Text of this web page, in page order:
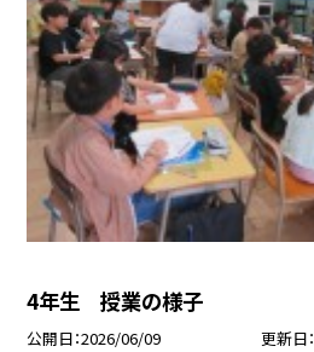
4年生 授業の様子
公開日 2026/06/09 更新日